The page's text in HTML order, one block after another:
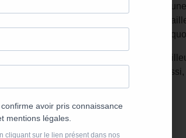
aident à tenir debout et à faire face, et
joyeux de SUP yoga, qui font
et permettent de garder l’équilibre
sur soi, se transformer, c’est la
monde. Le bonheur se cultive ; la paix
!
Dupuy, rédactrice en chef